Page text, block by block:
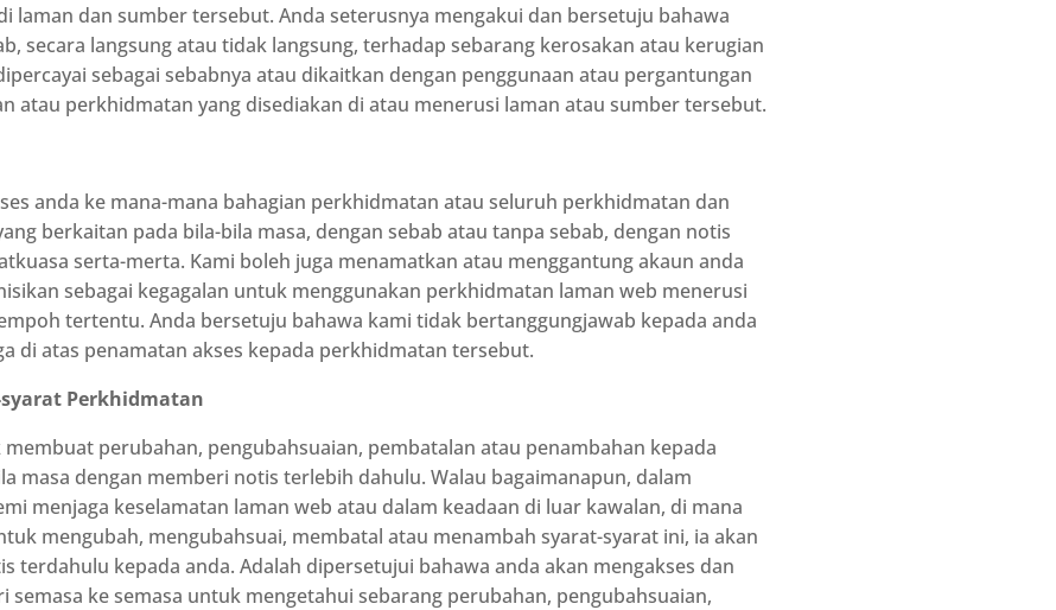
laman dan sumber tersebut. Anda seterusnya mengakui dan bersetuju bahawa
secara langsung atau tidak langsung, terhadap sebarang kerosakan atau kerugian
sebagai sebabnya atau dikaitkan dengan penggunaan atau pergantungan
atau perkhidmatan yang disediakan di atau menerusi laman atau sumber tersebut.
anda ke mana-mana bahagian perkhidmatan atau seluruh perkhidmatan dan
berkaitan pada bila-bila masa, dengan sebab atau tanpa sebab, dengan notis
serta-merta. Kami boleh juga menamatkan atau menggantung akaun anda
sebagai kegagalan untuk menggunakan perkhidmatan laman web menerusi
tertentu. Anda bersetuju bahawa kami tidak bertanggungjawab kepada anda
di atas penamatan akses kepada perkhidmatan tersebut.
Perkhidmatan
perubahan, pengubahsuaian, pembatalan atau penambahan kepada
masa dengan memberi notis terlebih dahulu. Walau bagaimanapun, dalam
menjaga keselamatan laman web atau dalam keadaan di luar kawalan, di mana
mengubah, mengubahsuai, membatal atau menambah syarat-syarat ini, ia akan
terdahulu kepada anda. Adalah dipersetujui bahawa anda akan mengakses dan
semasa ke semasa untuk mengetahui sebarang perubahan, pengubahsuaian,